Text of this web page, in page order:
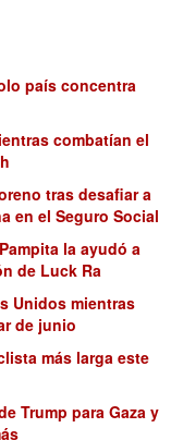
país concentra
combatían el
tras desafiar a
en el Seguro Social
la ayudó a
de Luck Ra
Unidos mientras
de junio
más larga este
Trump para Gaza y